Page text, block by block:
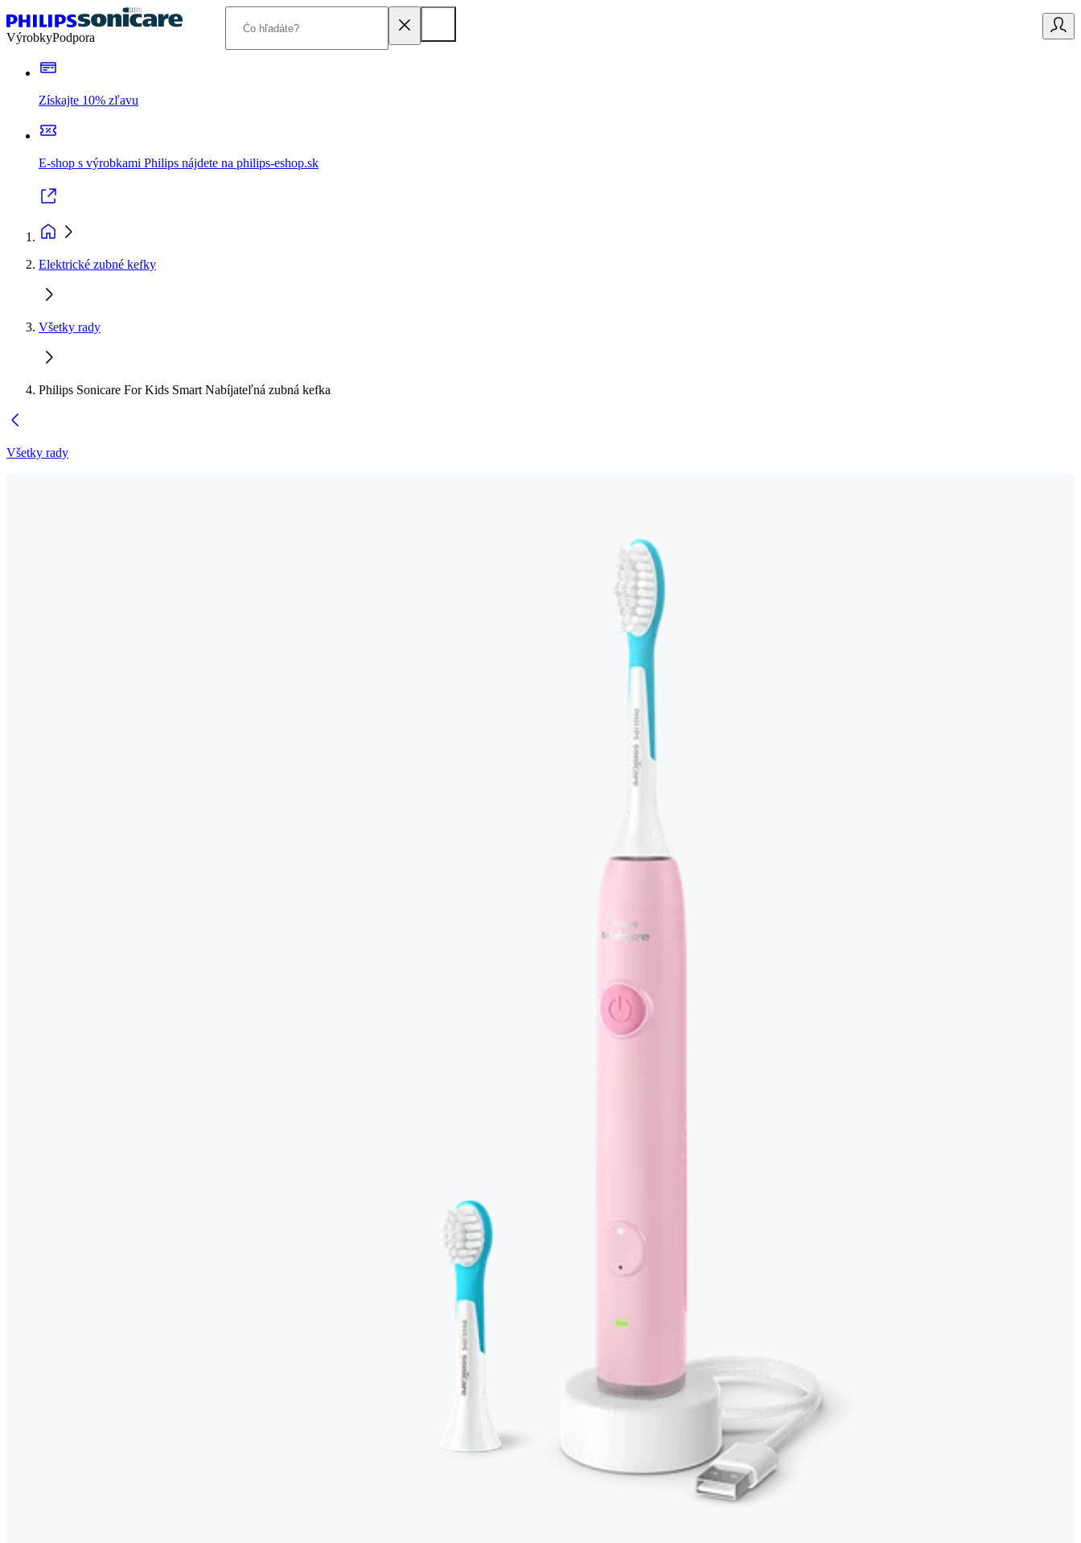
VýrobkyPodpora
Získajte 10% zľavu
E-shop s výrobkami Philips nájdete na philips-eshop.sk
Elektrické zubné kefky
Všetky rady
Philips Sonicare For Kids Smart Nabíjateľná zubná kefka
Všetky rady